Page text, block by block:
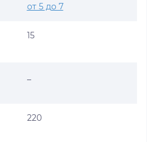
от 5 до 7
15
220